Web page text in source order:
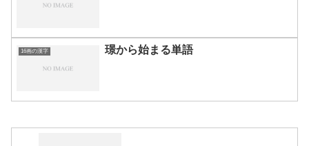
16画の漢字 璟から始まる単語